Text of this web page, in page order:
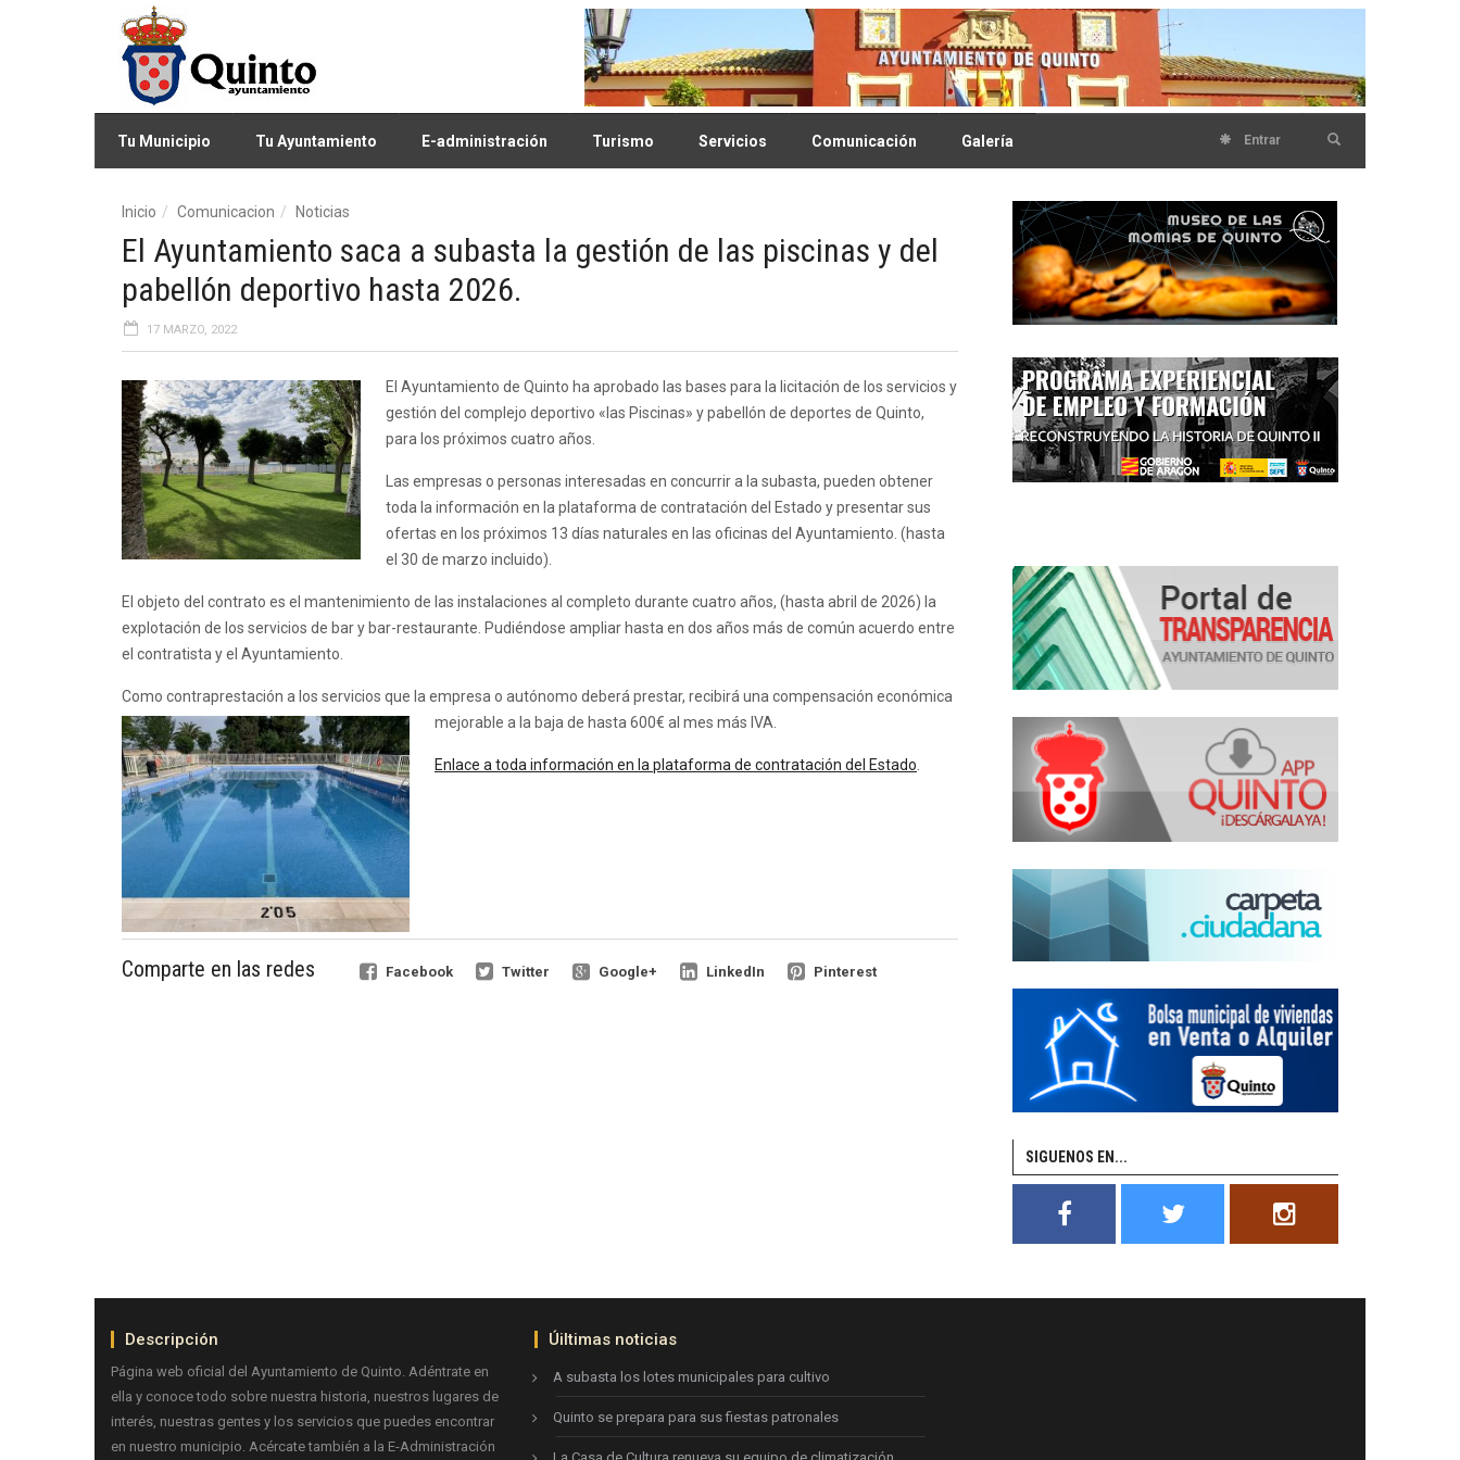
Tu Municipio Tu Ayuntamiento E-administración Turismo Servicios Comunicación Galería Entrar
Inicio Comunicacion Noticias
El Ayuntamiento saca a subasta la gestión de las piscinas y del
pabellón deportivo hasta 2026.
17 MARZO, 2022
El Ayuntamiento de Quinto ha aprobado las bases para la licitación de los servicios y
gestión del complejo deportivo «las Piscinas» y pabellón de deportes de Quinto,
para los próximos cuatro años.
Las empresas o personas interesadas en concurrir a la subasta, pueden obtener
toda la información en la plataforma de contratación del Estado y presentar sus
ofertas en los próximos 13 días naturales en las oficinas del Ayuntamiento. (hasta
el 30 de marzo incluido).
El objeto del contrato es el mantenimiento de las instalaciones al completo durante cuatro años, (hasta abril de 2026) la
explotación de los servicios de bar y bar-restaurante. Pudiéndose ampliar hasta en dos años más de común acuerdo entre
el contratista y el Ayuntamiento.
Como contraprestación a los servicios que la empresa o autónomo deberá prestar, recibirá una compensación económica
mejorable a la baja de hasta 600€ al mes más IVA.
Enlace a toda información en la plataforma de contratación del Estado
Comparte en las redes Facebook Twitter Google+ LinkedIn Pinterest
SIGUENOS EN...
Descripción
Página web oficial del Ayuntamiento de Quinto. Adéntrate en
ella y conoce todo sobre nuestra historia, nuestros lugares de
interés, nuestras gentes y los servicios que puedes encontrar
en nuestro municipio. Acércate también a la E-Administración
Úiltimas noticias
A subasta los lotes municipales para cultivo
Quinto se prepara para sus fiestas patronales